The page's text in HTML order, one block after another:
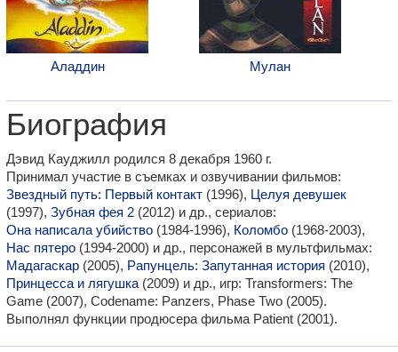
Аладдин Мулан
Биография
Дэвид Кауджилл родился 8 декабря 1960 г.
Принимал участие в съемках и озвучивании фильмов:
Звездный путь: Первый контакт (1996), Целуя девушек
(1997), Зубная фея 2 (2012) и др., сериалов:
Она написала убийство (1984-1996), Коломбо (1968-2003),
Нас пятеро (1994-2000) и др., персонажей в мультфильмах:
Мадагаскар (2005), Рапунцель: Запутанная история (2010),
Принцесса и лягушка (2009) и др., игр: Transformers: The
Game (2007), Codename: Panzers, Phase Two (2005).
Выполнял функции продюсера фильма Patient (2001).